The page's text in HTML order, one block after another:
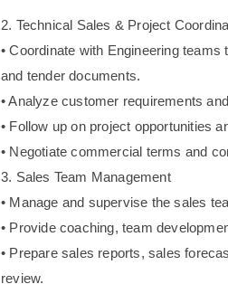
2. Technical Sales & Project
• Coordinate with Engineering
and tender documents.
• Analyze customer requirements
• Follow up on project opportunities
• Negotiate commercial terms and
3. Sales Team Management
• Manage and supervise the sales
• Provide coaching, team
• Prepare sales reports, sales
review.